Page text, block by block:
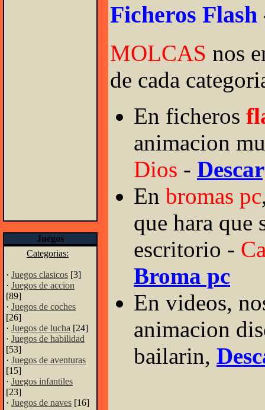
Juegos
Categorias:
· Juegos clasicos [3]
· Juegos de accion
[89]
· Juegos de coches
[26]
· Juegos de lucha [24]
· Juegos de habilidad
[53]
· Juegos de aventuras
[15]
· Juegos infantiles
[23]
· Juegos de naves [16]
Ficheros Flash
MOLCAS nos
de cada
En ficheros
animacion
Dios -
En bromas pc
que hara que
escritorio -
Broma pc
En videos,
animacion
bailarin,